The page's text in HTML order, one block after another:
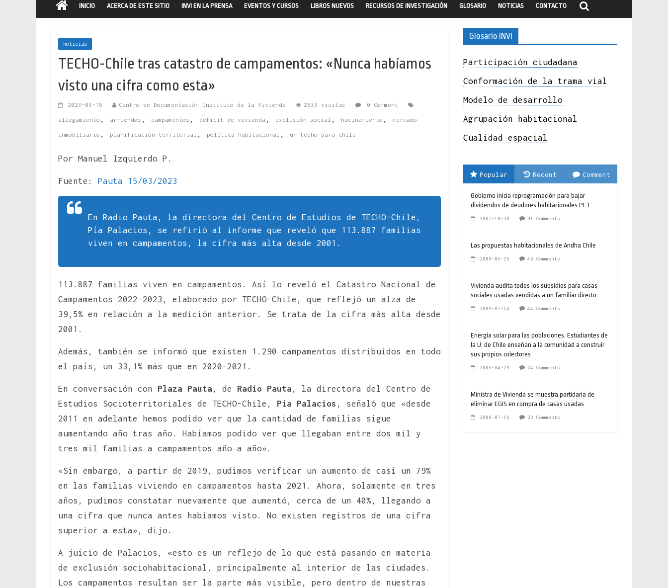
INICIO ACERCA DE ESTE SITIO INVI EN LA PRENSA EVENTOS Y CURSOS LIBROS NUEVOS RECURSOS DE INVESTIGACIÓN GLOSARIO NOTICIAS CONTACTO
noticias
TECHO-Chile tras catastro de campamentos: «Nunca habíamos
visto una cifra como esta»
2023-03-15 Centro de Documentación Instituto de la Vivienda 2333 visitas 0 Comment
allegamiento , arriendos , campamentos , déficit de vivienda , exclusión social , hacinamiento , mercado
inmobiliario , planificación territorial , política habitacional , un techo para chile
Por Manuel Izquierdo P.
Fuente: Pauta 15/03/2023
En Radio Pauta, la directora del Centro de Estudios de TECHO-Chile,
Pía Palacios, se refirió al informe que reveló que 113.887 familias
viven en campamentos, la cifra más alta desde 2001.
113.887 familias viven en campamentos. Así lo reveló el Catastro Nacional de
Campamentos 2022-2023, elaborado por TECHO-Chile, que reflejó un alza de
39,5% en relación a la medición anterior. Se trata de la cifra más alta desde
2001.
Además, también se informó que existen 1.290 campamentos distribuidos en todo
el país, un 33,1% más que en 2020-2021.
En conversación con Plaza Pauta , de Radio Pauta , la directora del Centro de
Estudios Socioterritoriales de TECHO-Chile, Pía Palacios , señaló que «desde
2011 en adelante hemos podido ver que la cantidad de familias sigue
aumentando año tras año. Habíamos podido ver que llegaban entre dos mil y
tres mil familias a campamentos año a año».
«Sin embargo, a partir de 2019, pudimos verificar un aumento de casi un 79%
en las familias viviendo en campamentos hasta 2021. Ahora, solamente en tres
años, pudimos constatar nuevamente que aumentó, cerca de un 40%, llegando a
una cifra que nunca antes habíamos visto. No existen registros de una cifra
superior a esta», dijo.
A juicio de Palacios, «esto es un reflejo de lo que está pasando en materia
de exclusión sociohabitacional, principalmente al interior de las ciudades.
Los campamentos resultan ser la parte más visible, pero dentro de nuestras
Glosario INVI
Participación ciudadana
Conformación de la trama vial
Modelo de desarrollo
Agrupación habitacional
Cualidad espacial
Popular Recent Comment
Gobierno inicia reprogramación para bajar
dividendos de deudores habitacionales PET
2007-10-30 91 Comments
Las propuestas habitacionales de Andha Chile
2009-06-26 48 Comments
Vivienda audita todos los subsidios para casas
sociales usadas vendidas a un familiar directo
2009-07-14 44 Comments
Energía solar para las poblaciones. Estudiantes de
la U. de Chile enseñan a la comunidad a construir
sus propios colectores
2009-04-29 24 Comments
Ministra de Vivienda se muestra partidaria de
eliminar EGIS en compra de casas usadas
2009-07-14 22 Comments